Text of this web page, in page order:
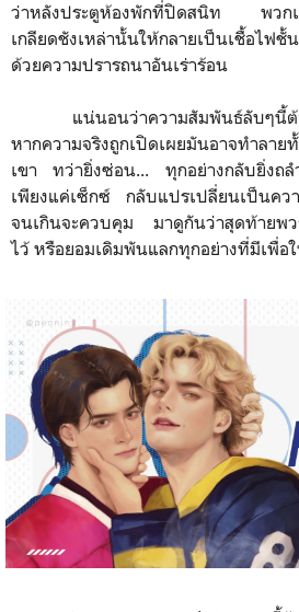
ว่าหลังประตูห้องพักที่ปิดสนิท พวกเ
เกลียดชังเหล่านั้นให้กลายเป็นเชื้อไฟ
ด้วยความปรารถนาอันเร่าร้อน
แน่นอนว่าความสัมพันธ์ลับๆนี้ต้อง
หากความจริงถูกเปิดเผยมันอาจทำลาย
เขา ทว่ายิ่งซ่อน... ทุกอย่างกลับยิ่งถ
เพียงแค่เซ็กซ์ กลับแปรเปลี่ยนเป็นคว
จนเกินจะควบคุม มาดูกันว่าสุดท้ายพว
ไว้ หรือยอมเดิมพันแลกทุกอย่างที่มีเพื่อ